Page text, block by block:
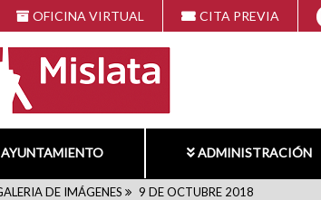
OFICINA VIRTUAL CITA PREVIA
AYUNTAMIENTO ADMINISTRACIÓN
DE IMÁGENES 9 DE OCTUBRE 2018